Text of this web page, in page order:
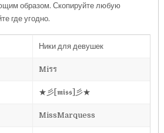
образом. Скопируйте любую
где угодно.
Ники для девушек
Miรร
★彡[𝖒𝖎𝖘𝖘]彡★
MissMarquess